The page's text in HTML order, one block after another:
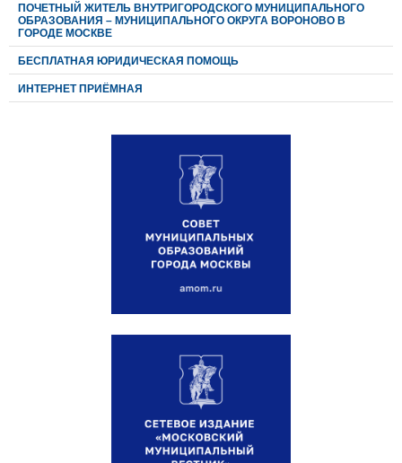
ПОЧЕТНЫЙ ЖИТЕЛЬ ВНУТРИГОРОДСКОГО МУНИЦИПАЛЬНОГО
ОБРАЗОВАНИЯ – МУНИЦИПАЛЬНОГО ОКРУГА ВОРОНОВО В
ГОРОДЕ МОСКВЕ
БЕСПЛАТНАЯ ЮРИДИЧЕСКАЯ ПОМОЩЬ
ИНТЕРНЕТ ПРИЁМНАЯ